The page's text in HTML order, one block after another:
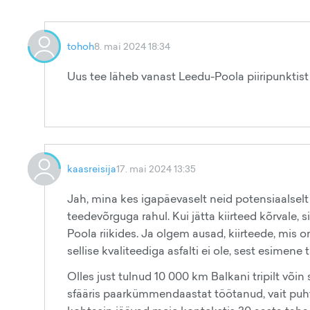
tohoh8. mai 2024 18:34
Uus tee läheb vanast Leedu-Poola
kaasreisija17. mai 2024 13:35
Jah, mina kes igapäevaselt neid
teedevõrguga rahul. Kui jätta kiirteed kõrvale,
Poola riikides. Ja olgem ausad, kiirteede, mis
sellise kvaliteediga asfalti ei ole, sest
Olles just tulnud 10 000 km Balkani tripilt
sfääris paarkümmendaastat töötanud, vait